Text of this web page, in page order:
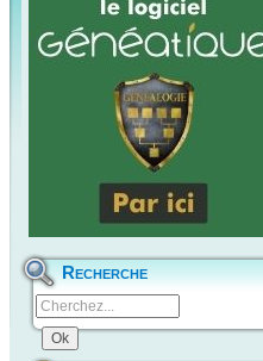
Recherche